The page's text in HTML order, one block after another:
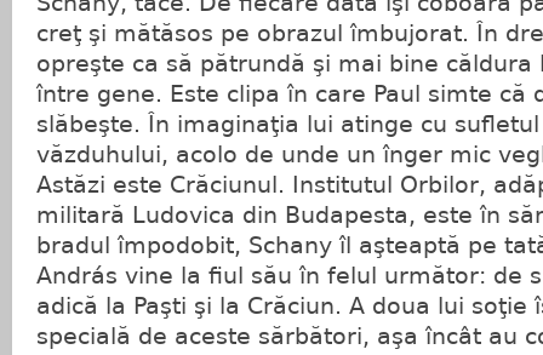
creţ şi mătăsos pe obrazul îmbujorat. În
opreşte ca să pătrundă şi mai bine căldura
între gene. Este clipa în care Paul simte că
slăbeşte. În imaginaţia lui atinge cu
văzduhului, acolo de unde un înger mic
Astăzi este Crăciunul. Institutul Orbilor,
militară Ludovica din Budapesta, este în
bradul împodobit, Schany îl aşteaptă pe
András vine la fiul său în felul următor: de
adică la Paşti şi la Crăciun. A doua lui soţie
specială de aceste sărbători, aşa încât au